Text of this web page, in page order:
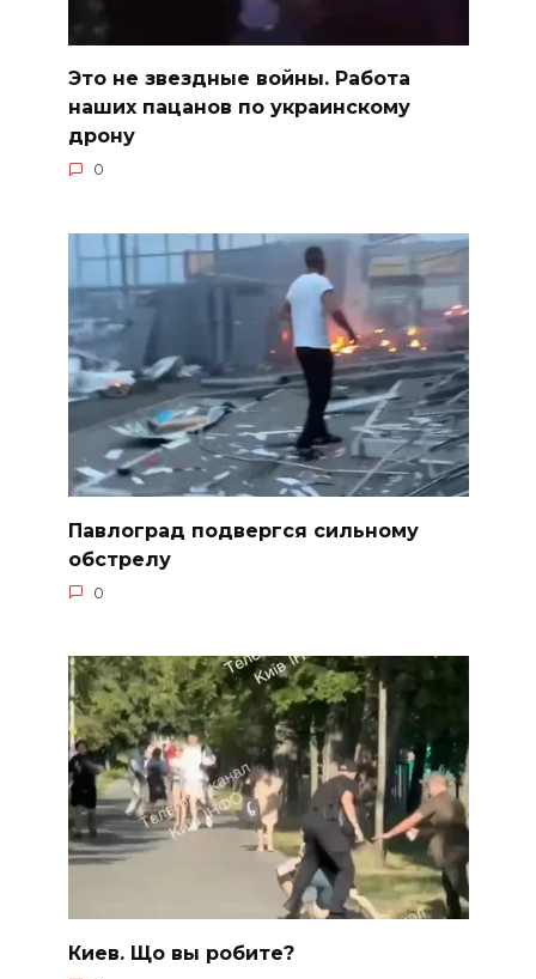
Это не звездные войны. Работа
наших пацанов по украинскому
дрону
0
Павлоград подвергся сильному
обстрелу
0
Киев. Що вы робите?